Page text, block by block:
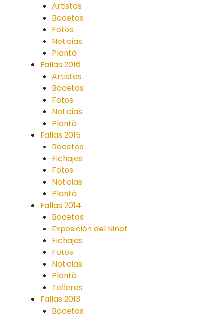
Artistas
Bocetos
Fotos
Noticias
Plantà
Fallas 2016
Artistas
Bocetos
Fotos
Noticias
Plantà
Fallas 2015
Bocetos
Fichajes
Fotos
Noticias
Plantà
Fallas 2014
Bocetos
Exposición del Ninot
Fichajes
Fotos
Noticias
Plantà
Talleres
Fallas 2013
Bocetos